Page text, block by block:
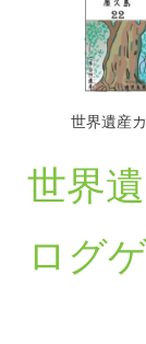
世界遺産
世界
ログ